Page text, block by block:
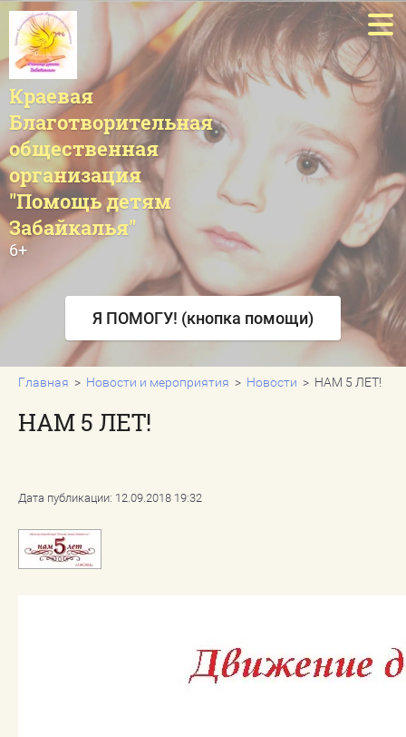
О нас
Что мы делаем
Что мы сделали
Новости и мероприятия
Как помочь?
Контакты
Напишите нам
Карта сайта
Поиск по сайту
Политика
конфиденциальности
персональных данных
Краевая
Благотворительная
общественная
организация
"Помощь детям
Забайкалья"
6+
Я ПОМОГУ! (кнопка помощи)
Главная
  >
Новости и мероприятия
  >
Новости
  >  НАМ 5 ЛЕТ!
НАМ 5 ЛЕТ!
Дата публикации: 12.09.2018 19:32